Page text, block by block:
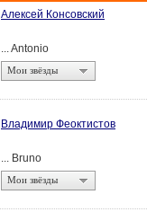
Алексей Консовский
... Antonio
Мои звёзды
Владимир Феоктистов
... Bruno
Мои звёзды